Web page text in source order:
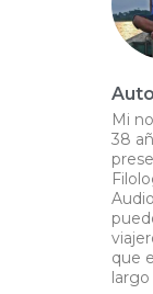
Mi
38
que